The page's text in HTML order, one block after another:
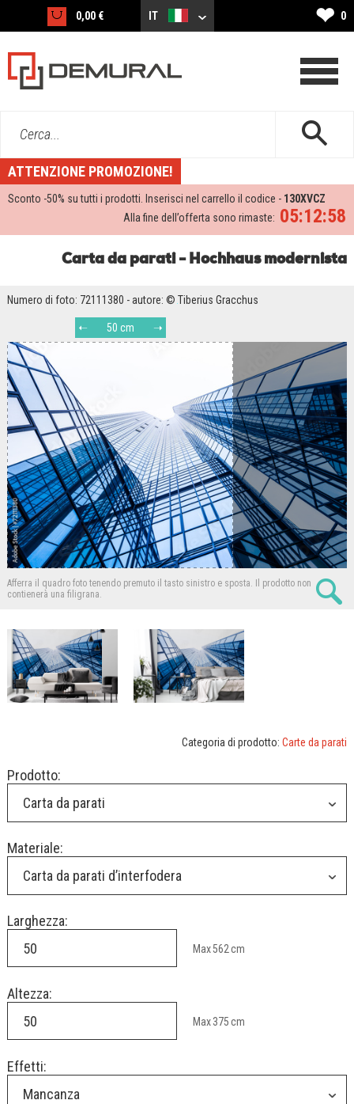
0,00 € IT ❤ 0
Cerca...
ATTENZIONE PROMOZIONE!
Sconto -50% su tutti i prodotti. Inserisci nel carrello il codice - 130XVCZ
05:12:57
Alla fine dell’offerta sono rimaste:
Carta da parati - Hochhaus modernista
Numero di foto: 72111380 - autore: © Tiberius Gracchus
50 cm
Afferra il quadro foto tenendo premuto il tasto sinistro e sposta.
Il prodotto non
contienerà una filigrana.
Categoria di prodotto: Carte da parati
Prodotto:
Carta da parati
Materiale:
Carta da parati d’interfodera
Larghezza:
Max562cm
Altezza:
Max375cm
Effetti:
Mancanza